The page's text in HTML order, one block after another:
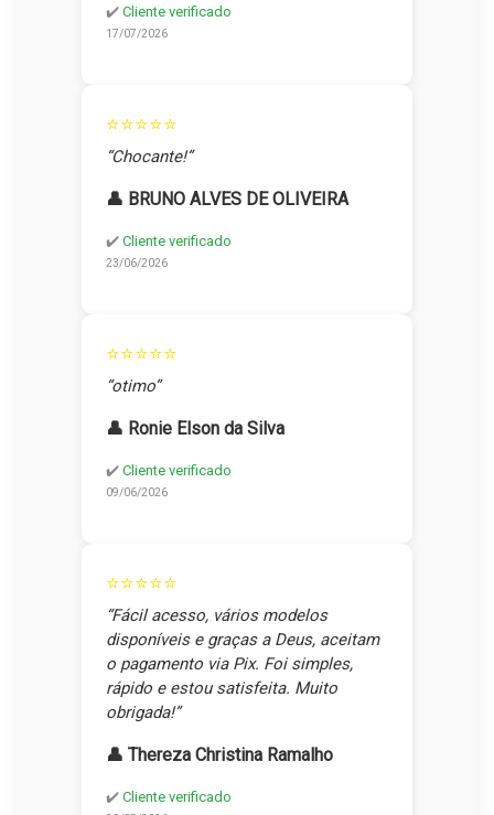
✔️ Cliente verificado
17/07/2026
⭐⭐⭐⭐⭐
“Chocante!”
👤 BRUNO ALVES DE OLIVEIRA
✔️ Cliente verificado
23/06/2026
⭐⭐⭐⭐⭐
“otimo”
👤 Ronie Elson da Silva
✔️ Cliente verificado
09/06/2026
⭐⭐⭐⭐⭐
“Fácil acesso, vários modelos
disponíveis e graças a Deus, aceitam
o pagamento via Pix. Foi simples,
rápido e estou satisfeita. Muito
obrigada!”
👤 Thereza Christina Ramalho
✔️ Cliente verificado